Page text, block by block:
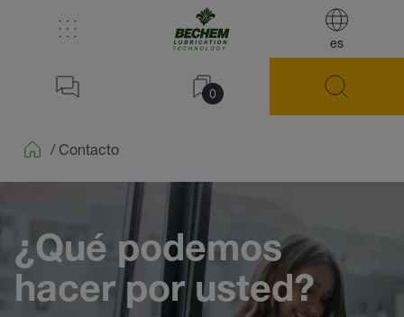
es
0
/ Contacto
¿Qué podemos
hacer por usted?